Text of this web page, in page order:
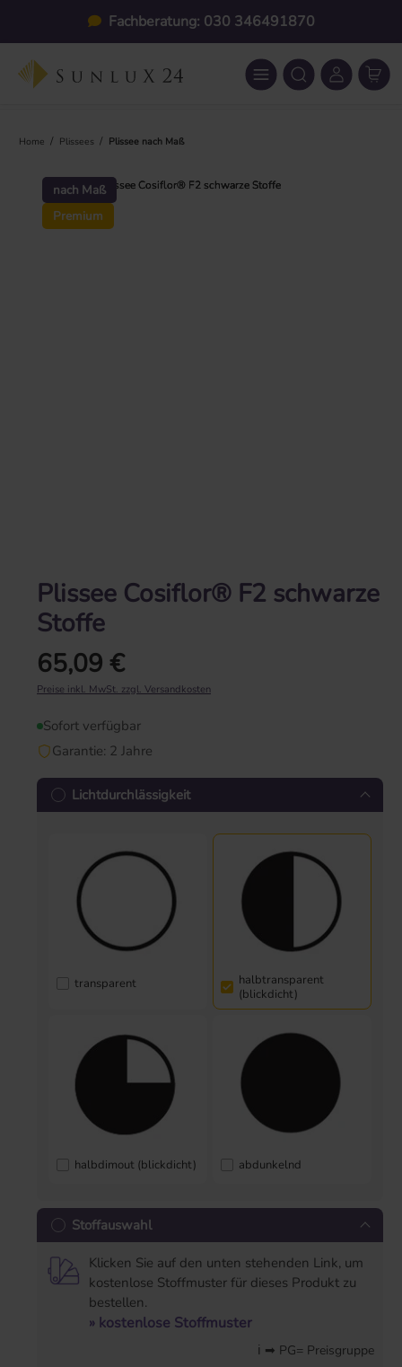
Zum Hauptinhalt springen Individuelle Maßanfertigung
Home / Plissees / Plissee nach Maß
nach Maß
Premium
Bildergalerie überspringen
Plissee Cosiflor® F2 schwarze
Stoffe
Regulärer Preis:
65,09 €
Preise inkl. MwSt. zzgl. Versandkosten
Sofort verfügbar
Garantie: 2 Jahre
Lichtdurchlässigkeit
transparent
halbtransparent
(blickdicht)
halbdimout (blickdicht) abdunkelnd
Stoffauswahl
Klicken Sie auf den unten stehenden Link, um
kostenlose Stoffmuster für dieses Produkt zu
bestellen.
» kostenlose Stoffmuster
ℹ ➡ PG= Preisgruppe